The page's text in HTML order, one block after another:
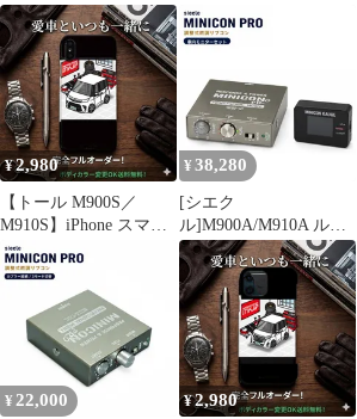
ミー_1KR-FE(1.0)
(H28/11～)用スロット
ルブースター ミニコン
PROセット
ル_1KR-VET(TC)
(H28/11～)用ミニコン
整式燃調サブコン
¥2,980
【トール M900S／
M910S】iPhone スマホ
ケース iPhone17
iPhone17e iPhone17Pro
iPhone17ProMax
iPhoneAir iPhone16
iPhone16e 対応
¥ 38,280
[シエク
ル]M900A/M910A ルー
ミー_1KR-VET(1.0TC)
(H28/11～)用ミニコン
プロ MINICON PRO＋
車内モニターセット
¥ 22,000 ¥2,980